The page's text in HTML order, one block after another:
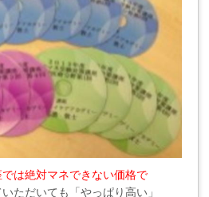
は絶対マネできない価格で
ただいても「やっぱり高い」